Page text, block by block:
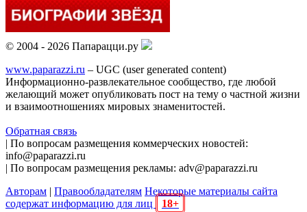
© 2004 - 2026 Папарацци.ру
www.paparazzi.ru – UGC (user generated content)
Информационно-развлекательное сообщество, где любой
желающий может опубликовать пост на тему о частной жизни
и взаимоотношениях мировых знаменитостей.
Обратная связь
| По вопросам размещения коммерческих новостей:
info@paparazzi.ru
| По вопросам размещения рекламы: adv@paparazzi.ru
Авторам | Правообладателям Некоторые материалы сайта
содержат информацию для лиц
18+